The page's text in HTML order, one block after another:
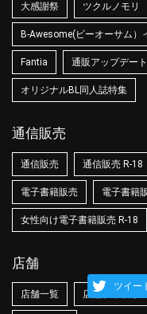
ツイー
大感謝祭 ツクルノモリ
B-Awesome(ビーオーサム）
Fantia 通販アップデー
オリジナルBL同人誌特集
通信販売
通信販売 通信販売 R-18
電子書籍販売 電子書籍
女性向け電子書籍販売 R-18
店舗
店舗一覧 店舗在庫検索